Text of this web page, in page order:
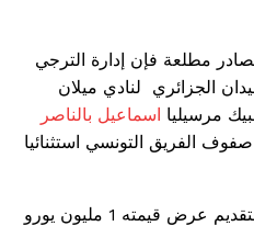
مطلعة فإن إدارة الترجي
الجزائري لنادي ميلان
مرسيليا اسماعيل بالناصر
الفريق التونسي استثنائيا
وتفكر إدارة فريق باب سويقة فتقديم عرض قيمته 1 مليون يورو